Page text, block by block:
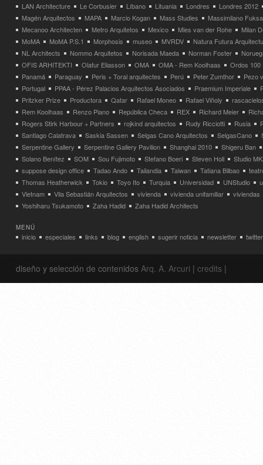
LAN Architecture
Le Corbusier Líbano Lituania Londres
Londres 2012
Magén Arquitectos
MAPA Marcio Kogan Mass Studies
Massimilano
Mecanoo Architecten
Metro Arquitetos Mexico Mies van der Rohe
Milan
MoMA
MoMA P.S.1 Morphosis museo MVRDV
Natura Futura
NL Architects
Nommo Arquitetos Norisada Maeda Norman Foster
OFIS ARHITEKTI
Olafur Eliasson OMA OMA - Rem Koolhaas
Ordos 100
Panamá
Paraguay Peris + Toral arquitectes Perú Peter Zumthor
Pezo
Portugal
PPAA - Pérez Palacios Arquitectos Asociados Praemium Imperiale
Pritzker Prize
Productora Qatar Rafael Moneo Rafael Viñoly
Rem Koolhaas
Renzo Piano República Checa REX Richard Meier
Rogers Stirk Harbour + Partners
rojkind arquitectos Rudy Ricciotti Rusia
Santiago Calatrava
Saskia Sassen Selgas Cano Arquitectos SelgasCano
Serpentine Gallery
Serpentine Gallery Pavilion Shanghai 2010
Shigeru Ban
Solano Benítez
SOM Sou Fujimoto Stefano Boeri Steven Holl
Studio
suppose design office
Tadao Ando Tailandia Taiwan Tatiana Bilbao
Thomas Heatherwick
Tokio Toyo Ito Turquia Universidad UNStudio
Vietnam
Vila Sebastián Arquitectos vivienda vivienda unifamiliar
viviendas
Yoshiharu Tsukamoto
Zaha Hadid Zaha Hadid Architects
MENÚ
inicio especiales links blog english sugerir noticia newsletter twitter
diseño y selección de contenidos Arq. A. Arcuri | credits |